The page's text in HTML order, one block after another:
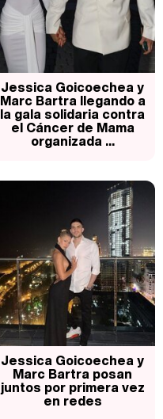
Manu Baqueiro: "Tuve como referente a Bruce Willis en 'Luz de Luna' para mi trabajo en la serie 'Perdiendo el juicio'"
Magdalena de Suecia responde a las críticas y explica por qué le han permitido lanzar su propio negocio
Jessica Goicoechea y
Marc Bartra llegando a
la gala solidaria contra
el Cáncer de Mama
organizada ...
Jessica Goicoechea y
Marc Bartra posan
juntos por primera vez
en redes